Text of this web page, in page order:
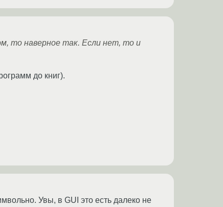
то наверное так. Если нет, то и
до книг).
Увы, в GUI это есть далеко не